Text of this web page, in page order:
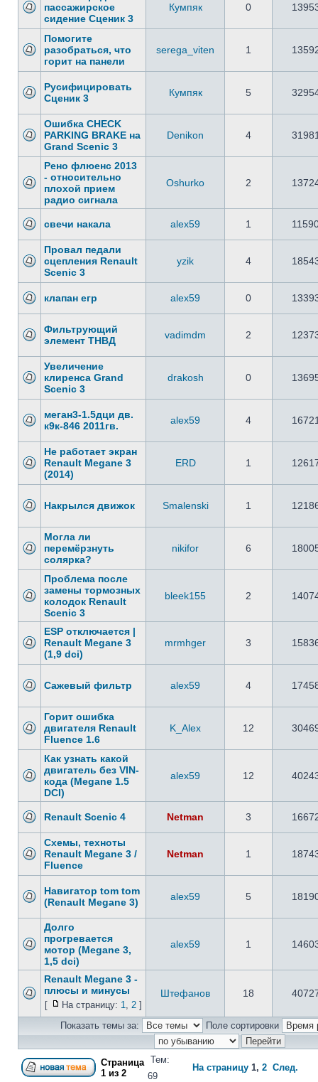
пассажирское
сидение Сценик 3
Кумпяк 0
Помогите
разобраться, что
горит на панели
serega_viten 1
Русифицировать
Сценик 3
Кумпяк 5
Ошибка CHECK
PARKING BRAKE на
Grand Scenic 3
Denikon 4
Рено флюенс 2013
- относительно
плохой прием
радио сигнала
Oshurko 2
свечи накала alex59 1
Провал педали
сцепления Renault
Scenic 3
yzik 4
клапан егр alex59 0
Фильтрующий
элемент ТНВД
vadimdm 2
Увеличение
клиренса Grand
Scenic 3
drakosh 0
меган3-1.5дци дв.
к9к-846 2011гв.
alex59 4
Не работает экран
Renault Megane 3
(2014)
ERD 1
Накрылся движок Smalenski 1
Могла ли
перемёрзнуть
солярка?
nikifor 6
Проблема после
замены тормозных
колодок Renault
Scenic 3
bleek155 2
ESP отключается |
Renault Megane 3
(1,9 dci)
mrmhger 3
Сажевый фильтр alex59 4
Горит ошибка
двигателя Renault
Fluence 1.6
K_Alex 12
Как узнать какой
двигатель без VIN-
кода (Megane 1.5
DCI)
alex59 12
Renault Scenic 4 Netman 3
Схемы, техноты
Renault Megane 3 /
Fluence
Netman 1
Навигатор tom tom
(Renault Megane 3)
alex59 5
Долго
прогревается
мотор (Megane 3,
1,5 dci)
alex59 1
Renault Megane 3 -
плюсы и минусы
[ На страницу: 1, 2 ]
Штефанов 18
Показать темы за: Поле сортировки
Страница
1 из 2
Тем:
69
На страницу 1, 2 След.